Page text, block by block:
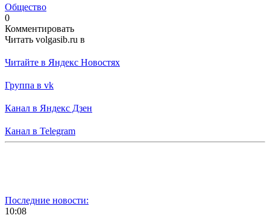
Общество
0
Комментировать
Читать volgasib.ru в
Читайте в Яндекс Новостях
Группа в vk
Канал в Яндекс Дзен
Канал в Telegram
Последние новости:
10:08